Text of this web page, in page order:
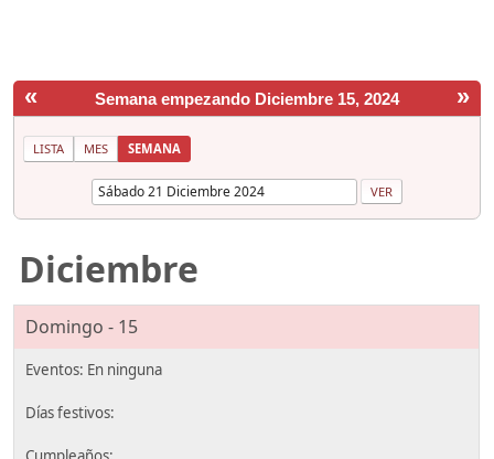
« »
Semana empezando Diciembre 15, 2024
LISTA MES SEMANA
Diciembre
Domingo - 15